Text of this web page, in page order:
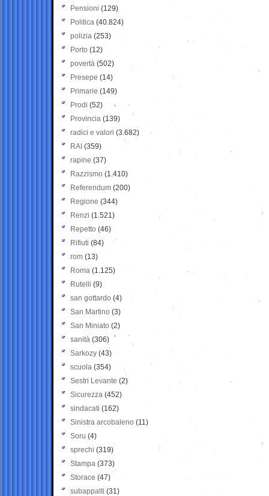
Pensioni (129)
Politica (40.824)
polizia (253)
Porto (12)
povertà (502)
Presepe (14)
Primarie (149)
Prodi (52)
Provincia (139)
radici e valori (3.682)
RAI (359)
rapine (37)
Razzismo (1.410)
Referendum (200)
Regione (344)
Renzi (1.521)
Repetto (46)
Rifiuti (84)
rom (13)
Roma (1.125)
Rutelli (9)
san gottardo (4)
San Martino (3)
San Miniato (2)
sanità (306)
Sarkozy (43)
scuola (354)
Sestri Levante (2)
Sicurezza (452)
sindacati (162)
Sinistra arcobaleno (11)
Soru (4)
sprechi (319)
Stampa (373)
Storace (47)
subappalti (31)